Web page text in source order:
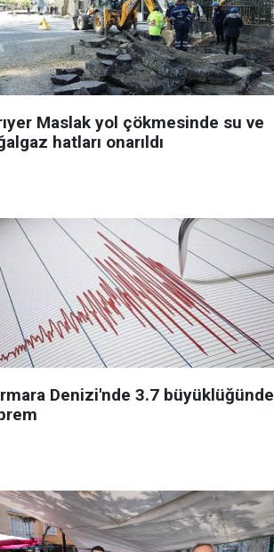
Maslak yol çökmesinde su ve
hatları onarıldı
Denizi'nde 3.7 büyüklüğünde